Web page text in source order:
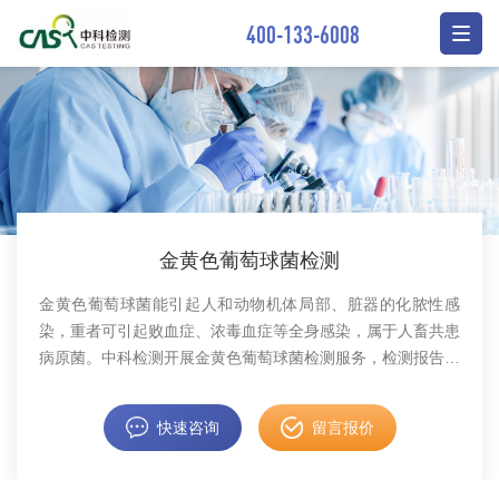
400-133-6008
金黄色葡萄球菌检测
金黄色葡萄球菌能引起人和动物机体局部、脏器的化脓性感
染，重者可引起败血症、浓毒血症等全身感染，属于人畜共患
病原菌。中科检测开展金黄色葡萄球菌检测服务，检测报告具
快速咨询 留言报价